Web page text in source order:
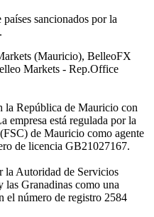
sancionados por la
(Mauricio), BelleoFX
Markets - Rep.Office
República de Mauricio con
empresa está regulada por la
de Mauricio como agente
de licencia GB21027167.
la Autoridad de Servicios
Granadinas como una
el número de registro 2584